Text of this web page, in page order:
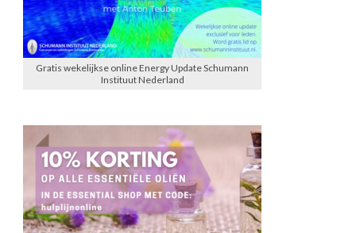
Gratis wekelijkse online Energy Update Schumann
Instituut Nederland